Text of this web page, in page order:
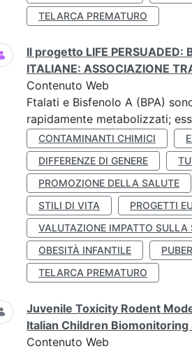
TELARCA PREMATURO
Il progetto LIFE PERSUADED:
ITALIANE: ASSOCIAZIONE
Contenuto Web
Ftalati e Bisfenolo A (BPA)
rapidamente metabolizzati;
CONTAMINANTI CHIMICI
DIFFERENZE DI GENERE
PROMOZIONE DELLA SALUTE
STILI DI VITA
PROGETTI
VALUTAZIONE IMPATTO SULLA
OBESITÀ INFANTILE
TELARCA PREMATURO
Juvenile Toxicity Rodent
Italian Children Biomonitoring
Contenuto Web